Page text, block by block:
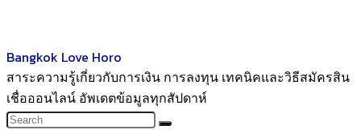
Bangkok Love Horo
สาระความรู้เกี่ยวกับการเงิน การลงทุน เทคนิคและวิธีสมัครสิน
เชื่อออนไลน์ อัพเดตข้อมูลทุกสัปดาห์